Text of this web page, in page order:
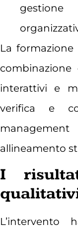
La
interattivi e
verifica e
allineamento
I
L’intervento